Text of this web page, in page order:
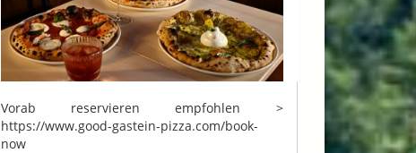
Vorab reservieren empfohlen >
https://www.good-gastein-pizza.com/book-
now